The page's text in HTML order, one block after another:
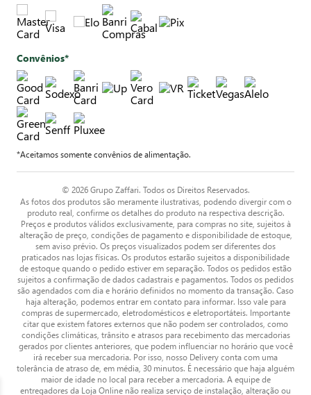
Convênios*
*Aceitamos somente convênios de alimentação.
© 2026 Grupo Zaffari. Todos os Direitos Reservados.
As fotos dos produtos são meramente ilustrativas, podendo divergir com o
produto real, confirme os detalhes do produto na respectiva descrição.
Preços e produtos válidos exclusivamente, para compras no site, sujeitos à
alteração de preço, condições de pagamento e disponibilidade de estoque,
sem aviso prévio. Os preços visualizados podem ser diferentes dos
praticados nas lojas físicas. Os produtos estarão sujeitos a disponibilidade
de estoque quando o pedido estiver em separação. Todos os pedidos estão
sujeitos a confirmação de dados cadastrais e pagamentos. Todos os pedidos
são agendados com dia e horário definidos no momento da transação. Caso
haja alteração, podemos entrar em contato para informar. Isso vale para
compras de supermercado, eletrodomésticos e eletroportáteis. Importante
citar que existem fatores externos que não podem ser controlados, como
condições climáticas, trânsito e atrasos para recebimento das mercadorias
gerados por clientes anteriores, que podem influenciar no horário que você
irá receber sua mercadoria. Por isso, nosso Delivery conta com uma
tolerância de atraso de, em média, 30 minutos. É necessário que haja alguém
maior de idade no local para receber a mercadoria. A equipe de
entregadores da Loja Online não realiza serviço de instalação, alteração ou